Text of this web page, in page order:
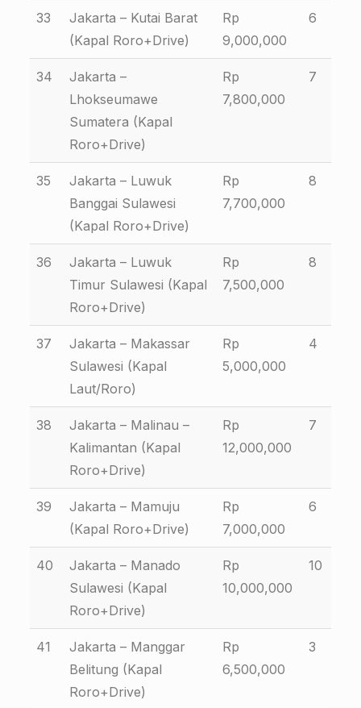
33
Jakarta – Kutai Barat
(Kapal Roro+Drive)
Rp
9,000,000
6
34
Jakarta –
Lhokseumawe
Sumatera (Kapal
Roro+Drive)
Rp
7,800,000
7
35
Jakarta – Luwuk
Banggai Sulawesi
(Kapal Roro+Drive)
Rp
7,700,000
8
36
Jakarta – Luwuk
Timur Sulawesi (Kapal
Roro+Drive)
Rp
7,500,000
8
37
Jakarta – Makassar
Sulawesi (Kapal
Laut/Roro)
Rp
5,000,000
4
38
Jakarta – Malinau –
Kalimantan (Kapal
Roro+Drive)
Rp
12,000,000
7
39
Jakarta – Mamuju
(Kapal Roro+Drive)
Rp
7,000,000
6
40
Jakarta – Manado
Sulawesi (Kapal
Roro+Drive)
Rp
10,000,000
10
41
Jakarta – Manggar
Belitung (Kapal
Roro+Drive)
Rp
6,500,000
3